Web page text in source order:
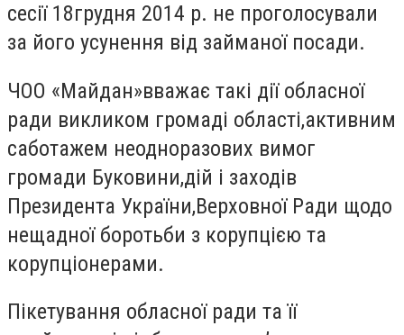
сесії 18грудня 2014 р. не проголосували
за його усунення від займаної посади.
ЧОО «Майдан»вважає такі дії обласної
ради викликом громаді області,активним
саботажем неодноразових вимог
громади Буковини,дій і заходів
Президента України,Верховної Ради щодо
нещадної боротьби з корупцією та
корупціонерами.
Пікетування обласної ради та її